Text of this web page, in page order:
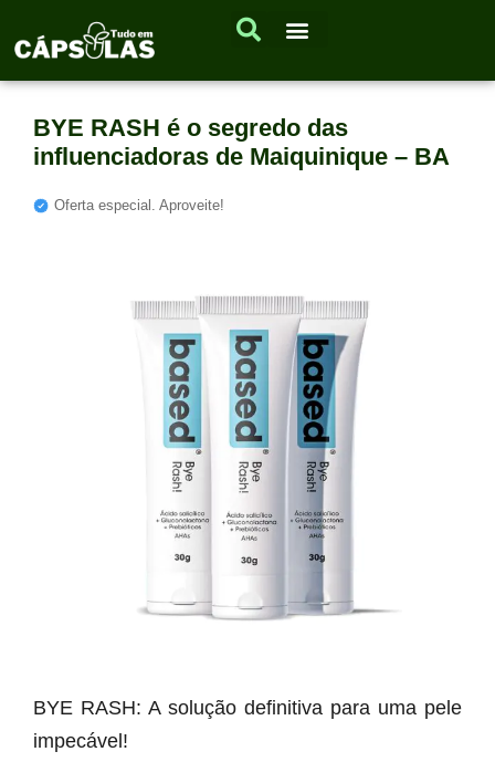
BYE RASH é o segredo das
influenciadoras de Maiquinique – BA
Oferta especial. Aproveite!
BYE RASH: A solução definitiva para uma pele
impecável!